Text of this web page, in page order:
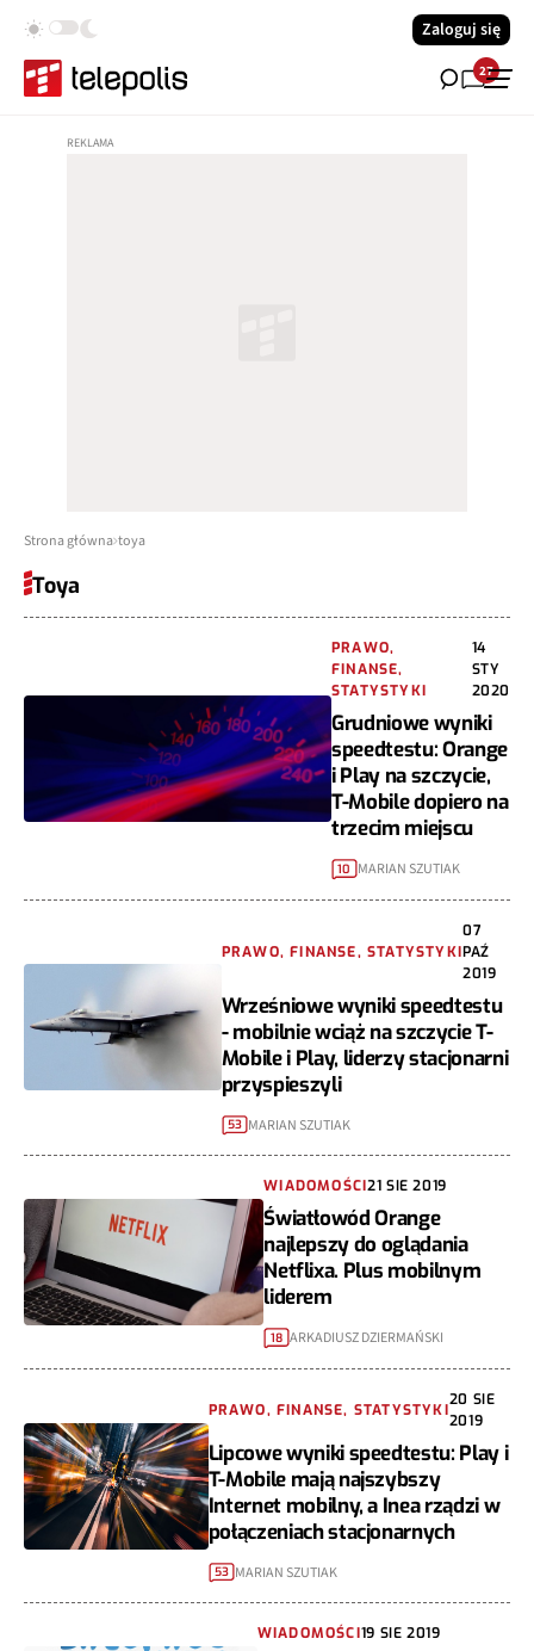
Zaloguj się
27
Strona główna toya
Toya
PRAWO,
FINANSE,
STATYSTYKI
14
STY
2020
Grudniowe wyniki
speedtestu: Orange
i Play na szczycie,
T-Mobile dopiero na
trzecim miejscu
10 MARIAN SZUTIAK
PRAWO, FINANSE, STATYSTYKI
07
PAŹ
2019
Wrześniowe wyniki speedtestu
- mobilnie wciąż na szczycie T-
Mobile i Play, liderzy stacjonarni
przyspieszyli
53 MARIAN SZUTIAK
WIADOMOŚCI21 SIE 2019
Światłowód Orange
najlepszy do oglądania
Netflixa. Plus mobilnym
liderem
18 ARKADIUSZ DZIERMAŃSKI
PRAWO, FINANSE, STATYSTYKI
20 SIE
2019
Lipcowe wyniki speedtestu: Play i
T-Mobile mają najszybszy
Internet mobilny, a Inea rządzi w
połączeniach stacjonarnych
53 MARIAN SZUTIAK
WIADOMOŚCI19 SIE 2019